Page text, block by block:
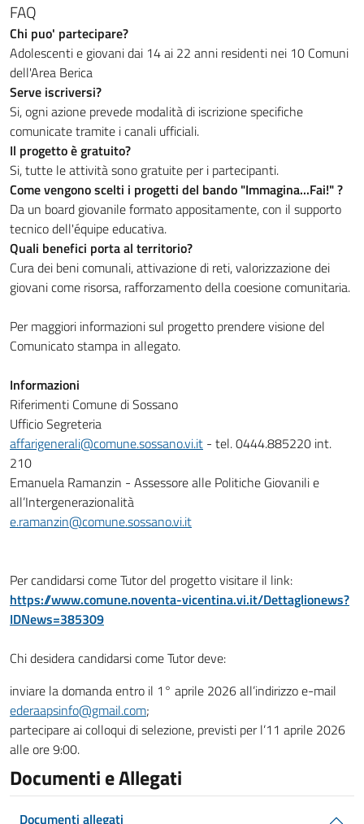
FAQ
Chi puo' partecipare?
Adolescenti e giovani dai 14 ai 22 anni residenti nei 10 Comuni
dell'Area Berica
Serve iscriversi?
Si, ogni azione prevede modalità di iscrizione specifiche
comunicate tramite i canali ufficiali.
Il progetto è gratuito?
Si, tutte le attività sono gratuite per i partecipanti.
Come vengono scelti i progetti del bando "Immagina...Fai!" ?
Da un board giovanileformato appositamente, con il supporto
tecnico dell'équipe educativa.
Quali benefici porta al territorio?
Cura dei beni comunali, attivazione di reti, valorizzazione dei
giovani come risorsa, rafforzamento della coesione comunitaria.
Per maggiori informazioni sul progetto prendere visione del
Comunicato stampa in allegato.
Informazioni
Riferimenti Comune di Sossano
Ufficio Segreteria
affarigenerali@comune.sossano.vi.it - tel. 0444.885220 int.
210
Emanuela Ramanzin - Assessore alle Politiche Giovanili e
all’Intergenerazionalità
e.ramanzin@comune.sossano.vi.it
Per candidarsi come Tutor del progetto visitare il link:
https://www.comune.noventa-vicentina.vi.it/Dettaglionews?
IDNews=385309
Chi desidera candidarsi come Tutor deve:
inviare la domanda entro il 1° aprile 2026 all’indirizzo e-mail
ederaapsinfo@gmail.com;
partecipare ai colloqui di selezione, previsti per l’11 aprile 2026
alle ore 9:00.
Documenti e Allegati
Documenti allegati